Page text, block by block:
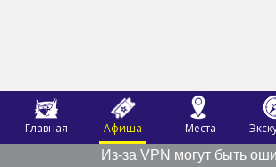
Главная Афиша Места
Из-за VPN могут быть